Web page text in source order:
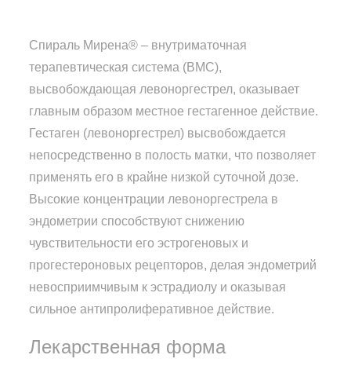
Спираль Мирена® – внутриматочная
терапевтическая система (ВМС),
высвобождающая левоноргестрел, оказывает
главным образом местное гестагенное действие.
Гестаген (левоноргестрел) высвобождается
непосредственно в полость матки, что позволяет
применять его в крайне низкой суточной дозе.
Высокие концентрации левоноргестрела в
эндометрии способствуют снижению
чувствительности его эстрогеновых и
прогестероновых рецепторов, делая эндометрий
невосприимчивым к эстрадиолу и оказывая
сильное антипролиферативное действие.
Лекарственная форма